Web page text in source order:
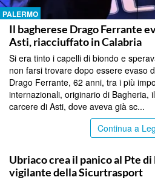
PALERMO
Il bagherese Drago Ferrante
Asti, riacciuffato in Calabria
Si era tinto i capelli di biondo e
non farsi trovare dopo essere evaso
Drago Ferrante, 62 anni, tra i più
internazionali, originario di Bagheria,
carcere di Asti, dove aveva già sc...
Continua a
Ubriaco crea il panico al Pte
vigilante della Sicurtrasport